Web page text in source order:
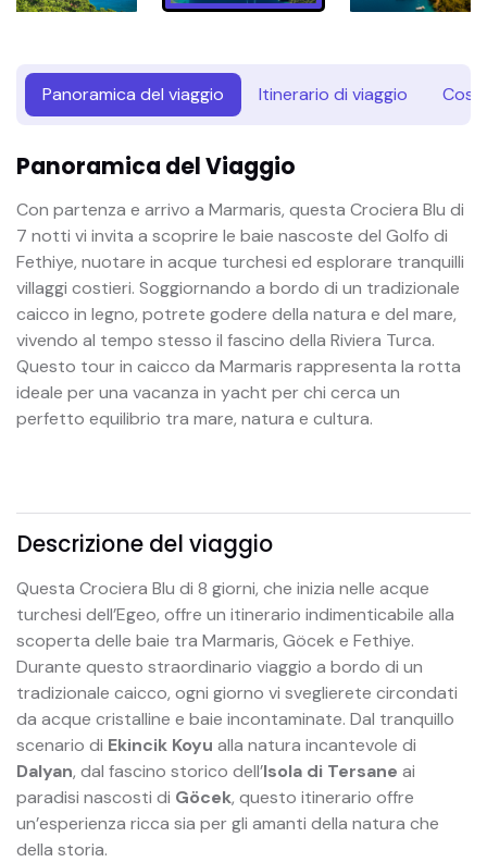
Panoramica del viaggio Itinerario di viaggio
Panoramica del Viaggio
Con partenza e arrivo a Marmaris, questa Crociera Blu di
7 notti vi invita a scoprire le baie nascoste del Golfo di
Fethiye, nuotare in acque turchesi ed esplorare tranquilli
villaggi costieri. Soggiornando a bordo di un tradizionale
caicco in legno, potrete godere della natura e del mare,
vivendo al tempo stesso il fascino della Riviera Turca.
Questo tour in caicco da Marmaris rappresenta la rotta
ideale per una vacanza in yacht per chi cerca un
perfetto equilibrio tra mare, natura e cultura.
Descrizione del viaggio
Questa Crociera Blu di 8 giorni, che inizia nelle acque
turchesi dell’Egeo, offre un itinerario indimenticabile alla
scoperta delle baie tra Marmaris, Göcek e Fethiye.
Durante questo straordinario viaggio a bordo di un
tradizionale caicco, ogni giorno vi sveglierete circondati
da acque cristalline e baie incontaminate. Dal tranquillo
scenario di Ekincik Koyu alla natura incantevole di
Dalyan, dal fascino storico dell’Isola di Tersane ai
paradisi nascosti di Göcek, questo itinerario offre
un’esperienza ricca sia per gli amanti della natura che
della storia.